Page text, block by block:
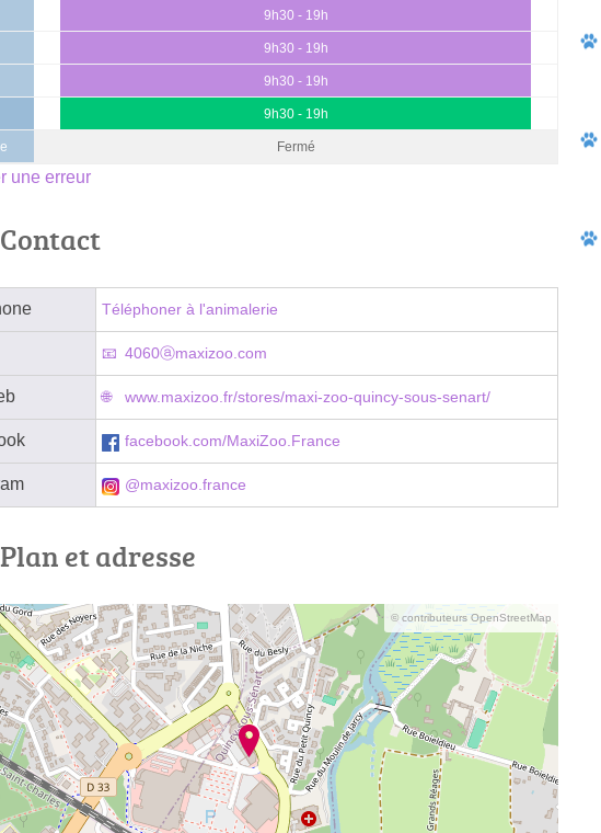
9h30 - 19h
9h30 - 19h
9h30 - 19h
9h30 - 19h
Fermé
une erreur
Contact
Téléphoner à l'animalerie
4060ⓐmaxizoo.com
www.maxizoo.fr/stores/maxi-zoo-quincy-sous-senart/
facebook.com/MaxiZoo.France
@maxizoo.france
Plan et adresse
© contributeurs OpenStreetMap